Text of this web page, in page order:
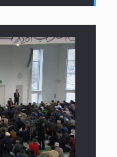
القرآن قاضٍ وحكمٌ
العكس